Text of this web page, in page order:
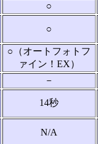
○
○
○（オートフォトフ
ァイン！EX）
－
14秒
N/A